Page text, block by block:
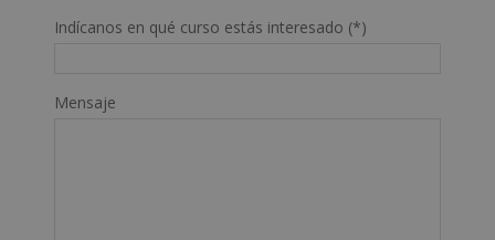
Indícanos en qué curso estás interesado (*)
Mensaje